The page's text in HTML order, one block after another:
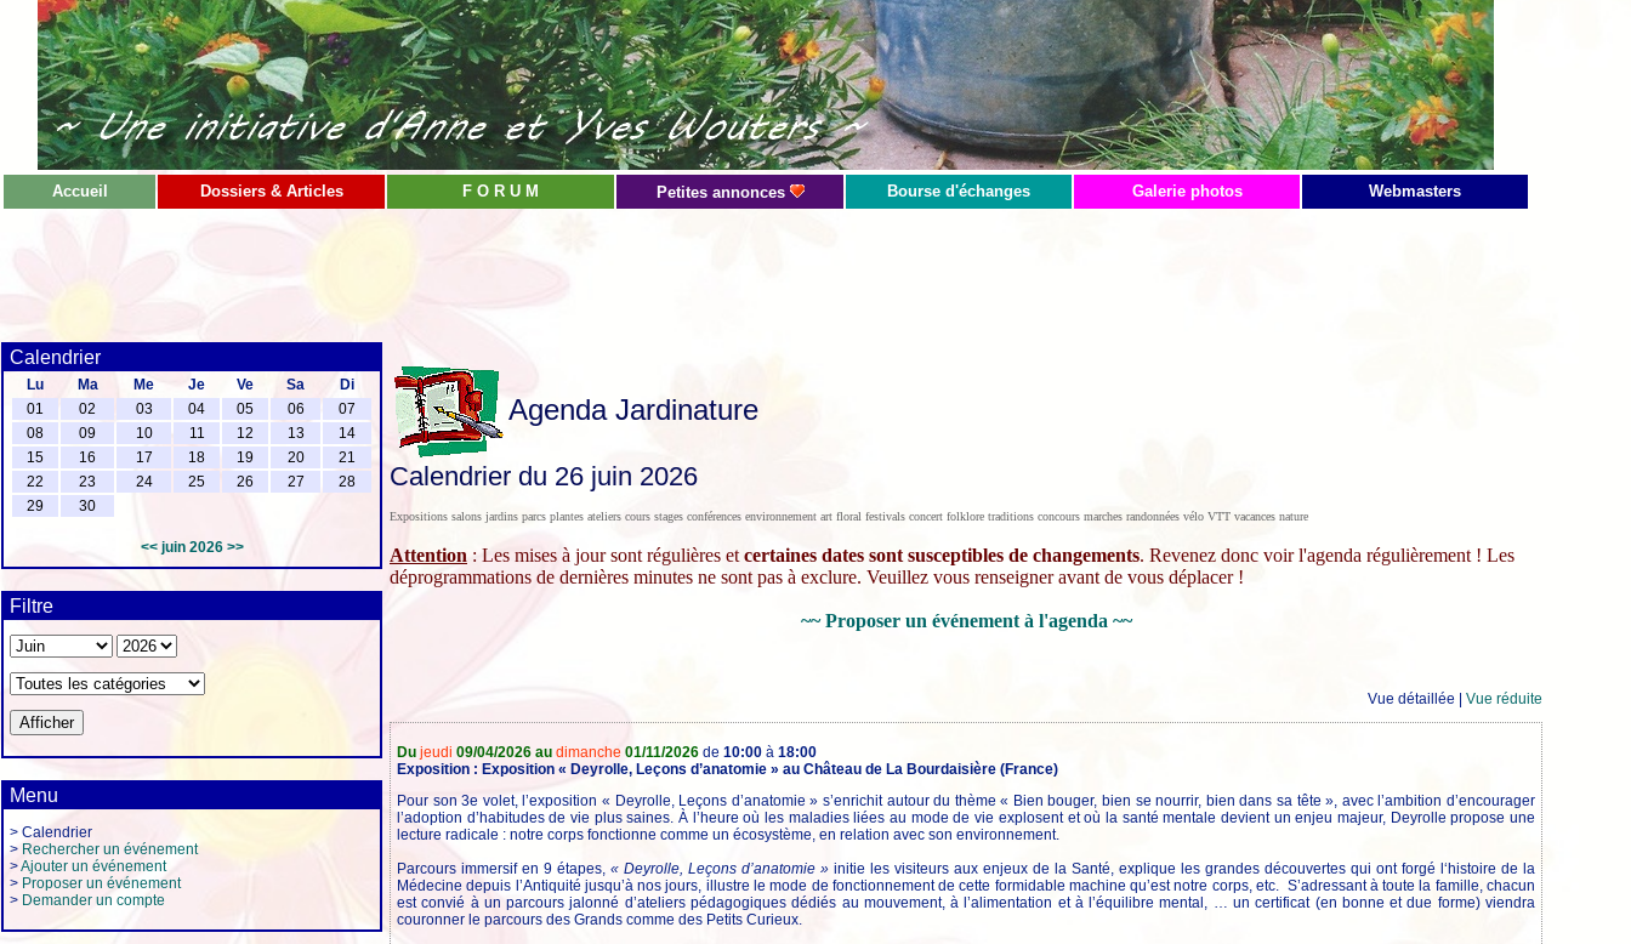
Accueil Dossiers & Articles F O R U M Petites annonces Bourse d'échanges Galerie photos Webmasters
Calendrier
Lu Ma Me Je Ve Sa
Di
01
02 03 04 05 06
07
08
09 10 11 12 13
14
15
16 17 18 19 20
21
22
23 24 25 26 27
28
29
30
<< juin 2026 >>
Filtre
Menu
> Calendrier
> Rechercher un événement
>Ajouter un événement
> Proposer un événement
> Demander un compte
Agenda Jardinature
Calendrier du 26 juin 2026
Expositions salons jardins parcs plantes ateliers cours stages conférences environnement art floral festivals concert folklore traditions concours marches randonnées vélo VTT vacances nature
Attention : Les mises à jour sont régulières etcertaines dates sont susceptibles de changements. Revenez donc voir l'agenda régulièrement ! Les
déprogrammations de dernières minutes ne sont pas à exclure. Veuillez vous renseigner avant de vous déplacer !
~~ Proposer un événement à l'agenda ~~
Vue détaillée | Vue réduite
Du jeudi 09/04/2026 au dimanche 01/11/2026 de 10:00 à 18:00
Exposition : Exposition « Deyrolle, Leçons d’anatomie » au Château de La Bourdaisière (France)
Pour son 3e volet, l’exposition « Deyrolle, Leçons d’anatomie » s’enrichit autour du thème « Bien bouger, bien se nourrir, bien dans sa tête », avec l’ambition d’encourager
l’adoption d’habitudes de vie plus saines. À l’heure où les maladies liées au mode de vie explosent et où la santé mentale devient un enjeu majeur, Deyrolle propose une
lecture radicale : notre corps fonctionne comme un écosystème, en relation avec son environnement.
Parcours immersif en 9 étapes, « Deyrolle, Leçons d’anatomie » initie les visiteurs aux enjeux de la Santé, explique les grandes découvertes qui ont forgé l‘histoire de la
Médecine depuis l’Antiquité jusqu’à nos jours, illustre le mode de fonctionnement de cette formidable machine qu’est notre corps, etc. S’adressant à toute la famille, chacun
est convié à un parcours jalonné d’ateliers pédagogiques dédiés au mouvement, à l’alimentation et à l’équilibre mental, … un certificat (en bonne et due forme) viendra
couronner le parcours des Grands comme des Petits Curieux.